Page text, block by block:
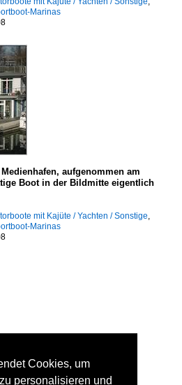
Marinas
aufgenommen am
Boot in der Bildmitte eigentlich
mit Kajüte / Yachten / Sonstige,
Marinas
Cookies, um
personalisieren und